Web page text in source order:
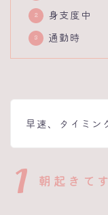
身支度中
通勤時
早速、タイミン
1 朝起きて